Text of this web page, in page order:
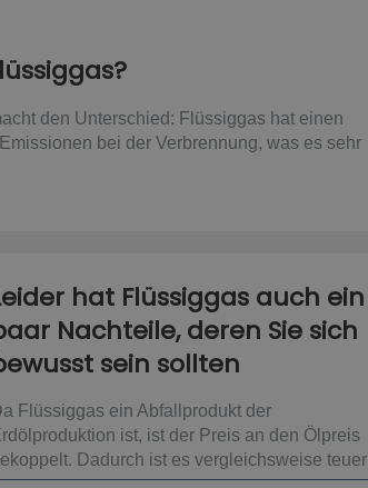
den Unterschied: Flüssiggas hat einen
bei der Verbrennung, was es sehr
hat Flüssiggas auch ein
Nachteile, deren Sie sich
sein sollten
Flüssiggas ein Abfallprodukt der
ist, ist der Preis an den Ölpreis
Dadurch ist es vergleichsweise teuer